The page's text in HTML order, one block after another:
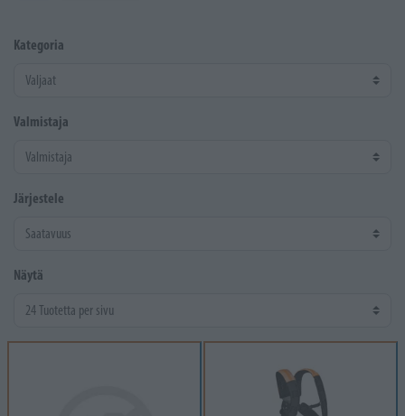
Kategoria
Valmistaja
Järjestele
Näytä